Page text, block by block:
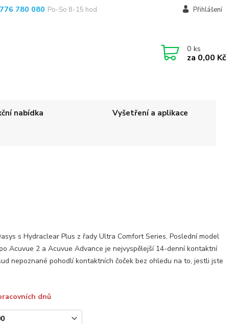
Přihlášení
780 080 Po-So 8-15 hod
0 ks
za 0,00 Kč
nabídka Vyšetření a aplikace
s Hydraclear Plus z řady Ultra Comfort Series. Poslední model
Acuvue 2 a Acuvue Advance je nejvyspělejší 14-denní kontaktní
nepoznané pohodlí kontaktních čoček bez ohledu na to, jestli jste
dnů